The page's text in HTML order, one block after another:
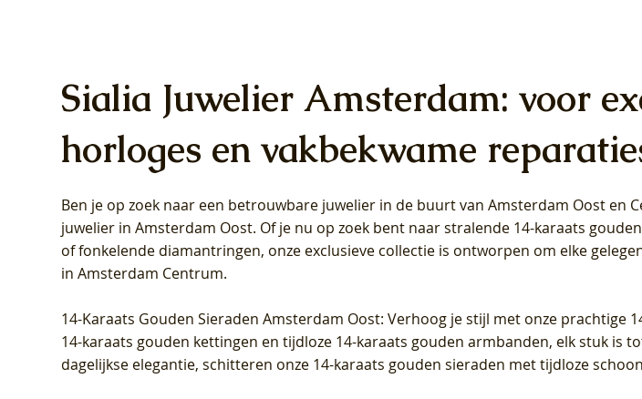
Blush Lab Diamonds Oorhangers
LG9006Y/S - Geelgoud (14k) met Lab
grown Diamant
Blush Lab Diamonds Oorhangers
LG9007Y/S - Geelgoud (14k) met Lab
grown Diamant
Blush Lab Diamonds Collier LG3019Y
– Geelgoud (14k) met Lab grown
Diamant
Blush Lab Diamonds Ring LG1042Y –
Geelgoud (14k) met Lab grown
Diamant
Blush Lab Diamonds Ring LG1031Y -
Geelgoud (14k) met Lab grown
Diamant
Blush Lab Diamonds Ring LG1044Y –
Geelgoud (14k) met Lab grown
Diamant
Sialia Juwelier Amsterdam: voor
horloges en vakbekwame
Ben je op zoek naar een betrouwbare juwelier in de buurt van Amsterdam Oost en
juwelier in Amsterdam Oost. Of je nu op zoek bent naar stralende 14-karaats
of fonkelende diamantringen, onze exclusieve collectie is ontworpen om elke
in Amsterdam Centrum.
14-Karaats Gouden Sieraden Amsterdam Oost: Verhoog je stijl met onze prachtige
14-karaats gouden kettingen en tijdloze 14-karaats gouden armbanden, elk stuk is
dagelijkse elegantie, schitteren onze 14-karaats gouden sieraden met tijdloze